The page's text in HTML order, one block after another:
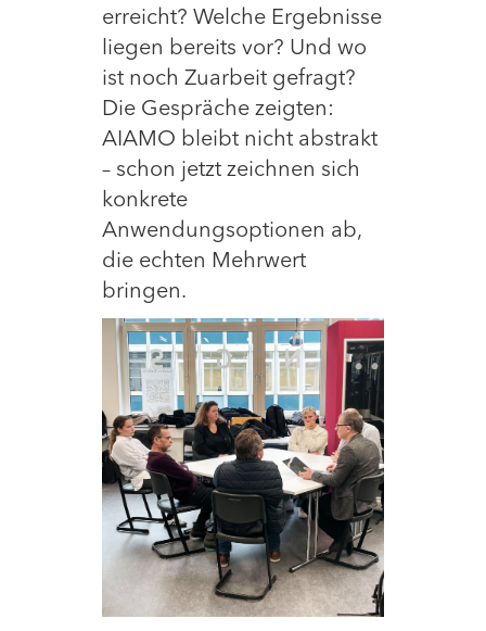
erreicht? Welche Ergebnisse
liegen bereits vor? Und wo
ist noch Zuarbeit gefragt?
Die Gespräche zeigten:
AIAMO bleibt nicht abstrakt
– schon jetzt zeichnen sich
konkrete
Anwendungsoptionen ab,
die echten Mehrwert
bringen.